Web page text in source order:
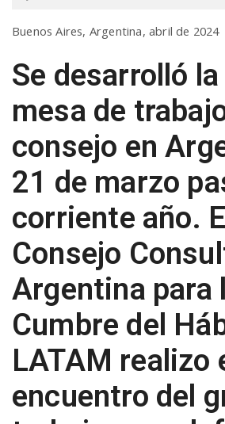
v
i
g
a
t
n
Buenos Aires, Argentina, abril de 2024
Se desarrolló
mesa de
consejo en
21 de marzo
corriente año. El
Consejo
Argentina para
Cumbre del
LATAM realizo
encuentro del